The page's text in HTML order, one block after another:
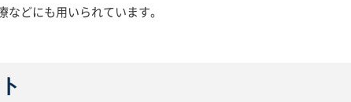
どにも用いられています。